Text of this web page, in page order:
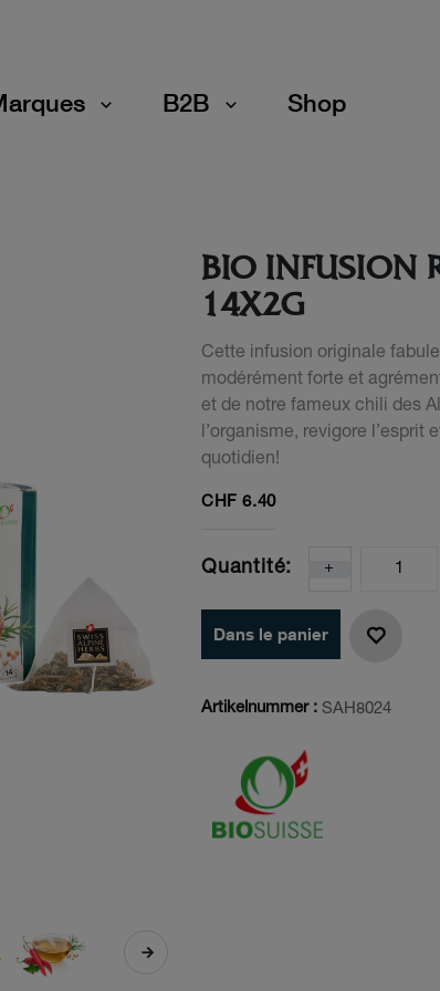
B2B Shop
BIO INFUSION
14X2G
Cette infusion originale
modérément forte et
et de notre fameux chili des
l’organisme, revigore l’esprit
quotidien!
CHF6.40
Quantité:
Dans le panier
Artikelnummer : SAH8024